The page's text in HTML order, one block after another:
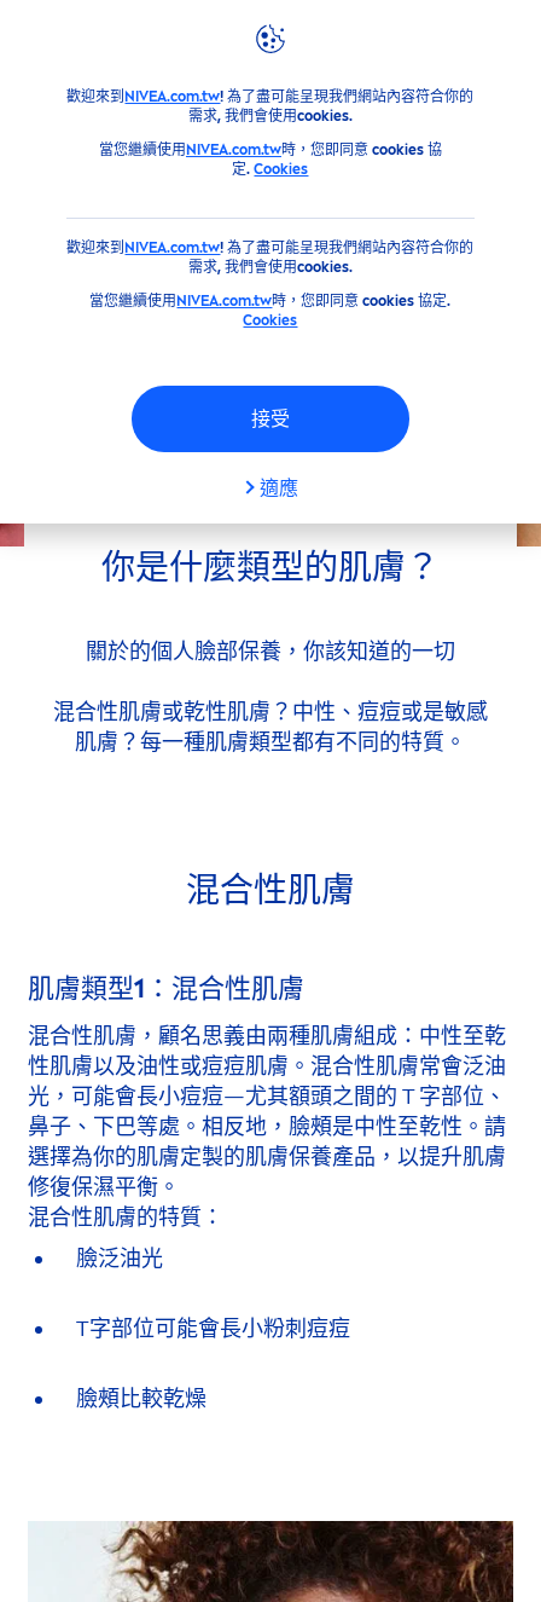
歡迎來到 NIVEA.com.tw! 為了盡可能呈現我們網站內容符合你的
需求, 我們會使用cookies.
當您繼續使用 NIVEA.com.tw時，您即同意 cookies 協
定.Cookies
歡迎來到 NIVEA.com.tw! 為了盡可能呈現我們網站內容符合你的
需求, 我們會使用cookies.
當您繼續使用 NIVEA.com.tw時，您即同意 cookies 協定.
Cookies
接受
適應
建議 肌膚建議 你是什麼類型的肌膚？
你是什麼類型的肌膚？
關於的個人臉部保養，你該知道的一切
混合性肌膚或乾性肌膚？中性、痘痘或是敏感
肌膚？每一種肌膚類型都有不同的特質。
混合性肌膚
肌膚類型1：混合性肌膚
混合性肌膚，顧名思義由兩種肌膚組成：中性至乾
性肌膚以及油性或痘痘肌膚。混合性肌膚常會泛油
光，可能會長小痘痘—尤其額頭之間的 T 字部位、
鼻子、下巴等處。相反地，臉頰是中性至乾性。請
選擇為你的肌膚定製的肌膚保養產品，以提升肌膚
修復保濕平衡。
混合性肌膚的特質：
臉泛油光
T字部位可能會長小粉刺痘痘
臉頰比較乾燥